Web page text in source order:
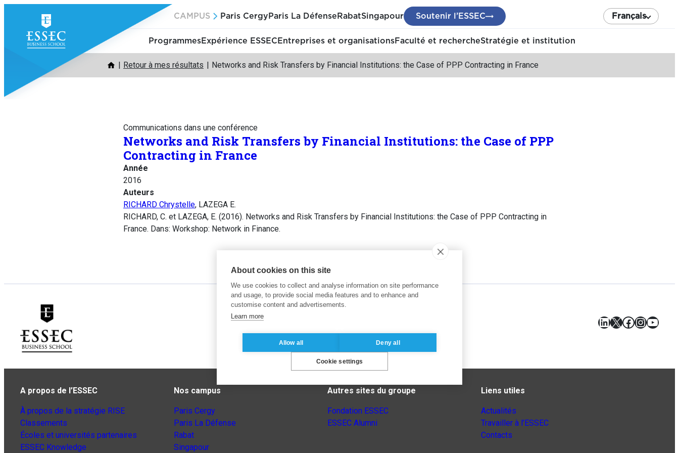
contenu
CAMPUS Paris Cergy Paris La Défense RabatSingapour Soutenir l’ESSEC Français
ProgrammesExpérience ESSEC Entreprises et organisationsFaculté et rechercheStratégie et institution
Retour à mes résultats Networks and Risk Transfers by Financial Institutions: the Case of PPP Contracting in France
Communications dans une conférence
Networks and Risk Transfers by Financial Institutions: the Case of PPP
Contracting in France
Année
2016
Auteurs
RICHARD Chrystelle, LAZEGA E.
RICHARD, C. et LAZEGA, E. (2016). Networks and Risk Transfers by Financial Institutions: the Case of PPP Contracting in
France. Dans: Workshop: Network in Finance.
LinkedIn
X Facebook
A propos de l’ESSEC
À propos de la stratégie RISE
Classements
Écoles et universités partenaires
ESSEC Knowledge
Nos campus
Paris Cergy
Paris La Défense
Rabat
Singapour
Autres sites du groupe
Fondation ESSEC
ESSEC Alumni
Liens utiles
Actualités
Travailler à l’ESSEC
Contacts
About cookies on this site
We use cookies to collect and analyse information on site performance
and usage, to provide social media features and to enhance and
customise content and advertisements.
Learn more
Allow all Deny all
Cookie settings